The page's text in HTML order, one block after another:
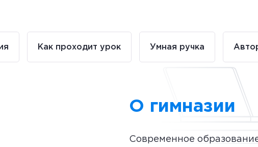
Как проходит урок Умная ручка
О гимназии
Современное